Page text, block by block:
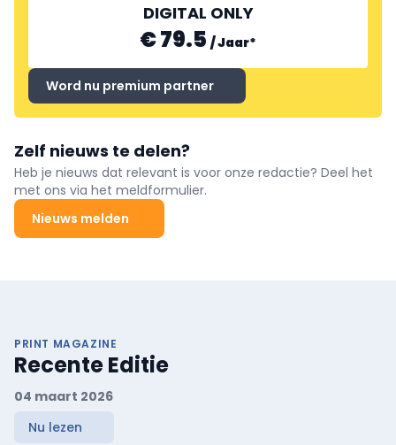
DIGITAL ONLY
€ 79.5 /Jaar*
Word nu premium partner
Zelf nieuws te delen?
Heb je nieuws dat relevant is voor onze redactie? Deel het
met ons via het meldformulier.
Nieuws melden
PRINT MAGAZINE
Recente Editie
04 maart 2026
Nu lezen